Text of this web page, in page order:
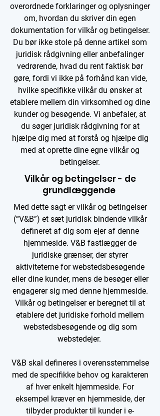
overordnede forklaringer og oplysninger
om, hvordan du skriver din egen
dokumentation for vilkår og betingelser.
Du bør ikke stole på denne artikel som
juridisk rådgivning eller anbefalinger
vedrørende, hvad du rent faktisk bør
gøre, fordi vi ikke på forhånd kan vide,
hvilke specifikke vilkår du ønsker at
etablere mellem din virksomhed og dine
kunder og besøgende. Vi anbefaler, at
du søger juridisk rådgivning for at
hjælpe dig med at forstå og hjælpe dig
med at oprette dine egne vilkår og
betingelser.
Vilkår og betingelser - de
grundlæggende
Med dette sagt er vilkår og betingelser
(“V&B”) et sæt juridisk bindende vilkår
defineret af dig som ejer af denne
hjemmeside. V&B fastlægger de
juridiske grænser, der styrer
aktiviteterne for webstedsbesøgende
eller dine kunder, mens de besøger eller
engagerer sig med denne hjemmeside.
Vilkår og betingelser er beregnet til at
etablere det juridiske forhold mellem
webstedsbesøgende og dig som
webstedejer.
V&B skal defineres i overensstemmelse
med de specifikke behov og karakteren
af hver enkelt hjemmeside. For
eksempel kræver en hjemmeside, der
tilbyder produkter til kunder i e-